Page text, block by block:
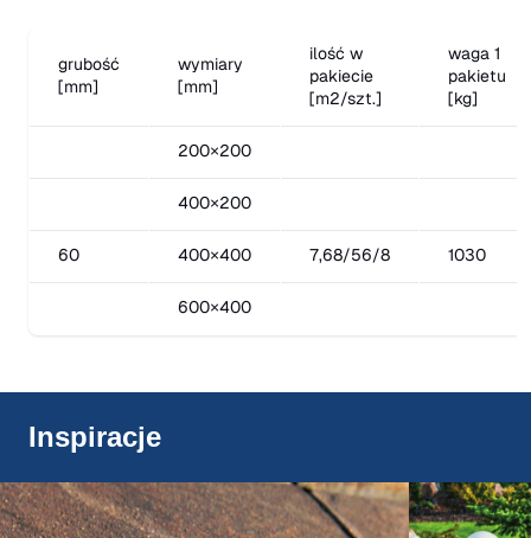
grubość
[mm]
wymiary
[mm]
ilość w
pakiecie
[m2/szt.]
waga 1
pakietu
[kg]
200×200
400×200
60 400×400 7,68/56/8 1030
600×400
Inspiracje